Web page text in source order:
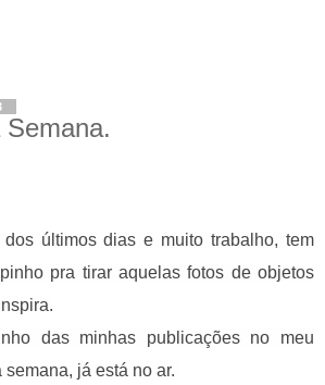
últimos dias e muito trabalho, tem
pra tirar aquelas fotos de objetos
das minhas publicações no meu
semana, já está no ar.